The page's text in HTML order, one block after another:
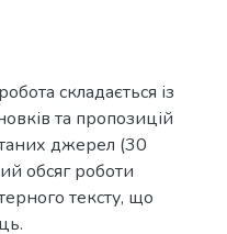
складається із
та пропозицій
джерел (30
обсяг роботи
тексту, що